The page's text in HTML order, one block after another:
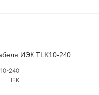
ИЭК TLK10-240
240
IEK